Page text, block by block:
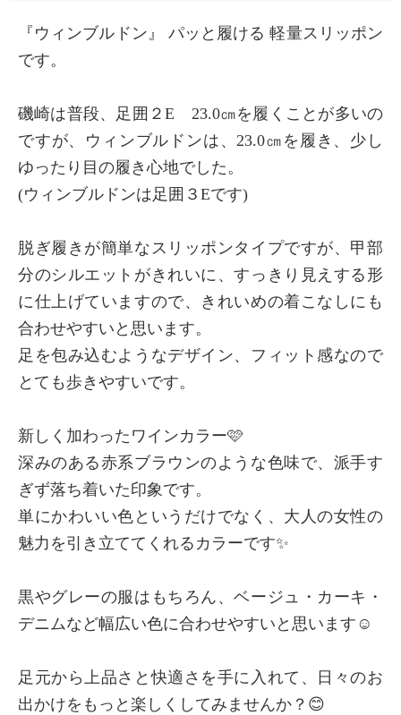
『ウィンブルドン』 パッと履ける 軽量スリッポン
です。
磯崎は普段、足囲２E 23.0㎝を履くことが多いの
ですが、ウィンブルドンは、23.0㎝を履き、少し
ゆったり目の履き心地でした。
(ウィンブルドンは足囲３Eです)
脱ぎ履きが簡単なスリッポンタイプですが、甲部
分のシルエットがきれいに、すっきり見えする形
に仕上げていますので、きれいめの着こなしにも
合わせやすいと思います。
足を包み込むようなデザイン、フィット感なので
とても歩きやすいです。
新しく加わったワインカラー🩷
深みのある赤系ブラウンのような色味で、派手す
ぎず落ち着いた印象です。
単にかわいい色というだけでなく、大人の女性の
魅力を引き立ててくれるカラーです✨
黒やグレーの服はもちろん、ベージュ・カーキ・
デニムなど幅広い色に合わせやすいと思います☺️
足元から上品さと快適さを手に入れて、日々のお
出かけをもっと楽しくしてみませんか？😊